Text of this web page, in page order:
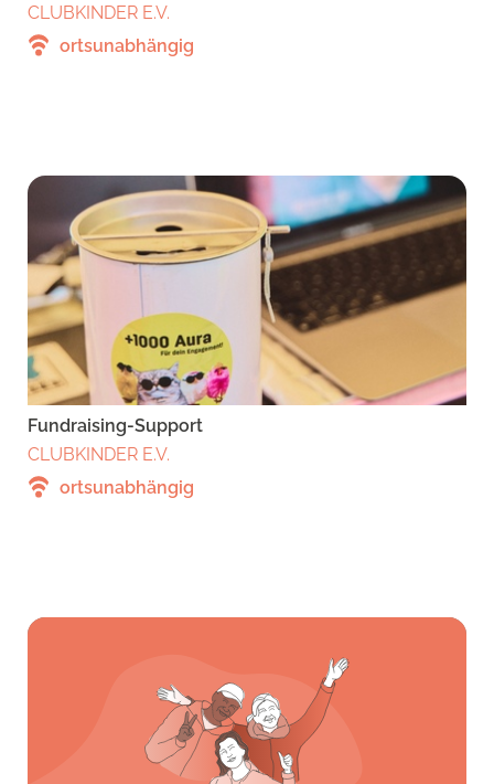
CLUBKINDER E.V.
ortsunabhängig
Fundraising-Support
CLUBKINDER E.V.
ortsunabhängig